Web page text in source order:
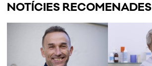
NOTÍCIES RECOMENADES